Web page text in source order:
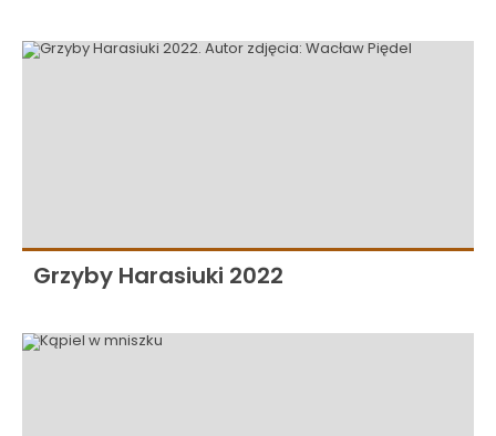
Grzyby Harasiuki 2022